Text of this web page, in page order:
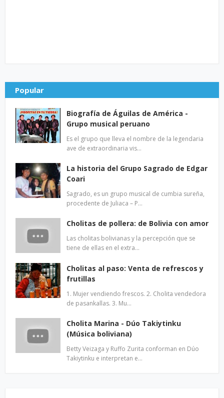
Popular
Biografía de Águilas de América -
Grupo musical peruano
Es el grupo que lleva el nombre de la legendaria
ave de extraordinaria vis…
La historia del Grupo Sagrado de Edgar
Coari
Sagrado, es un grupo musical de cumbia sureña,
procedente de Juliaca – P…
Cholitas de pollera: de Bolivia con amor
Las cholitas bolivianas y la percepción que se
tiene de ellas en el extra…
Cholitas al paso: Venta de refrescos y
frutillas
1. Mujer vendiendo frescos. 2. Cholita vendedora
de pasankallas. 3. Mu…
Cholita Marina - Dúo Takiytinku
(Música boliviana)
Betty Veizaga y Ruffo Zurita conforman en Dúo
Takiytinku e interpretan e…